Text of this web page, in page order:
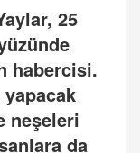
25
habercisi.
neşeleri
da